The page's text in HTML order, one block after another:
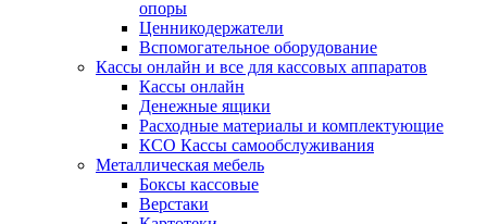
опоры
Ценникодержатели
Вспомогательное оборудование
Кассы онлайн и все для кассовых аппаратов
Кассы онлайн
Денежные ящики
Расходные материалы и комплектующие
КСО Кассы самообслуживания
Металлическая мебель
Боксы кассовые
Верстаки